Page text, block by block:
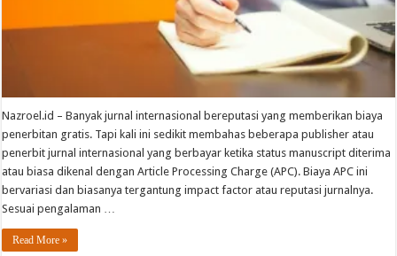
Nazroel.id – Banyak jurnal internasional bereputasi yang memberikan biaya
penerbitan gratis. Tapi kali ini sedikit membahas beberapa publisher atau
penerbit jurnal internasional yang berbayar ketika status manuscript diterima
atau biasa dikenal dengan Article Processing Charge (APC). Biaya APC ini
bervariasi dan biasanya tergantung impact factor atau reputasi jurnalnya.
Sesuai pengalaman …
Read More »